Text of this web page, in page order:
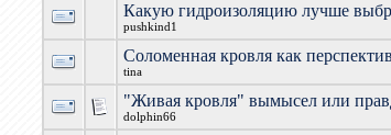
Какую гидроизоляцию лучше
pushkind1
Соломенная кровля как
tina
"Живая кровля" вымысел или
dolphin66